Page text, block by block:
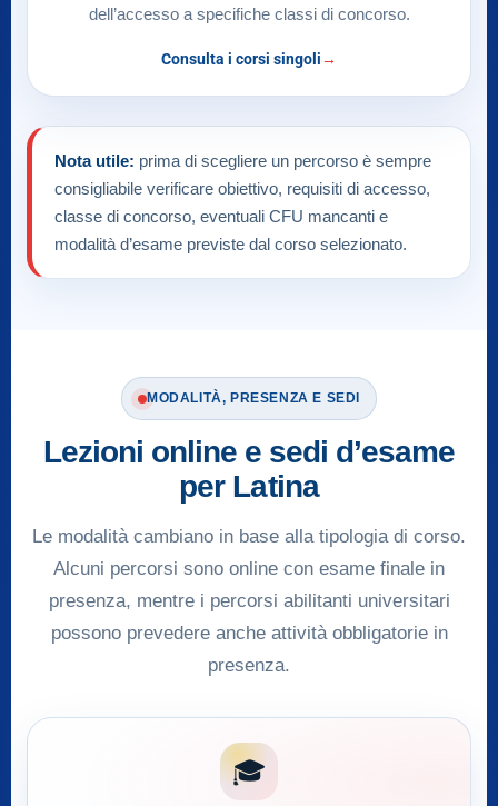
dell’accesso a specifiche classi di concorso.
Consulta i corsi singoli
Nota utile: prima di scegliere un percorso è sempre
consigliabile verificare obiettivo, requisiti di accesso,
classe di concorso, eventuali CFU mancanti e
modalità d’esame previste dal corso selezionato.
MODALITÀ, PRESENZA E SEDI
Lezioni online e sedi d’esame
per Latina
Le modalità cambiano in base alla tipologia di corso.
Alcuni percorsi sono online con esame finale in
presenza, mentre i percorsi abilitanti universitari
possono prevedere anche attività obbligatorie in
presenza.
🎓